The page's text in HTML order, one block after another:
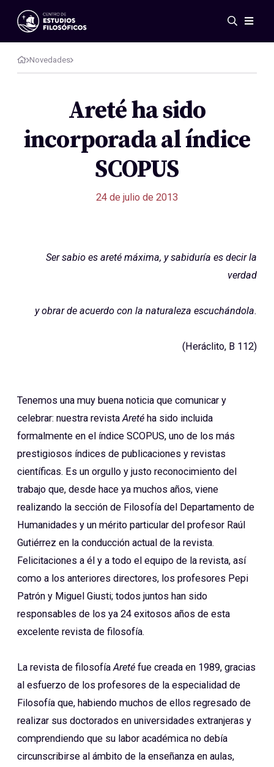
Eventos
Novedades
Investigación
Publicaciones
Galería
Acerca de nosotros
Novedades
Areté ha sido
incorporada al índice
SCOPUS
24 de julio de 2013
Ser sabio es areté máxima, y sabiduría es decir la
verdad
y obrar de acuerdo con la naturaleza escuchándola.
(Heráclito, B 112)
Tenemos una muy buena noticia que comunicar y
celebrar: nuestra revista Areté ha sido incluida
formalmente en el índice SCOPUS, uno de los más
prestigiosos índices de publicaciones y revistas
científicas. Es un orgullo y justo reconocimiento del
trabajo que, desde hace ya muchos años, viene
realizando la sección de Filosofía del Departamento de
Humanidades y un mérito particular del profesor Raúl
Gutiérrez en la conducción actual de la revista.
Felicitaciones a él y a todo el equipo de la revista, así
como a los anteriores directores, los profesores Pepi
Patrón y Miguel Giusti; todos juntos han sido
responsables de los ya 24 exitosos años de esta
excelente revista de filosofía.
La revista de filosofíaAreté fue creada en 1989, gracias
al esfuerzo de los profesores de la especialidad de
Filosofía que, habiendo muchos de ellos regresado de
realizar sus doctorados en universidades extranjeras y
comprendiendo que su labor académica no debía
circunscribirse al ámbito de la enseñanza en aulas,